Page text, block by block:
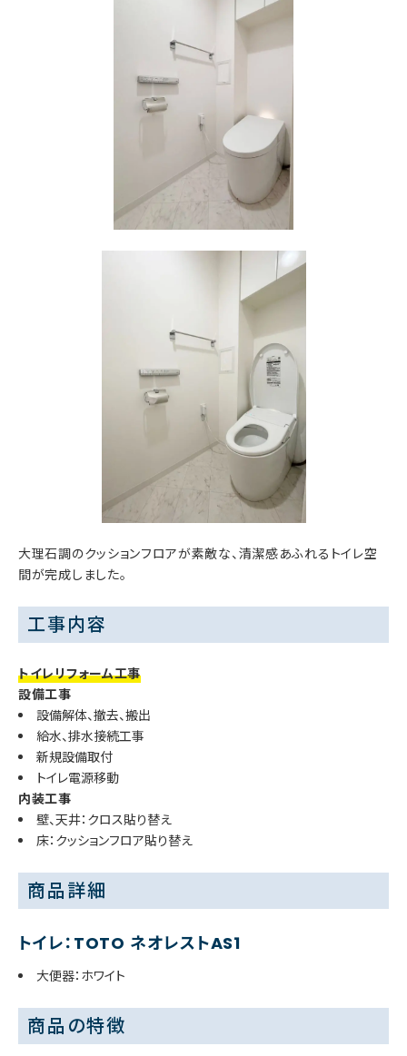
大理石調のクッションフロアが素敵な、清潔感あふれるトイレ空
間が完成しました。
工事内容
トイレリフォーム工事
設備工事
設備解体、撤去、搬出
給水、排水接続工事
新規設備取付
トイレ電源移動
内装工事
壁、天井：クロス貼り替え
床：クッションフロア貼り替え
商品詳細
トイレ：TOTO ネオレストAS1
大便器：ホワイト
商品の特徴